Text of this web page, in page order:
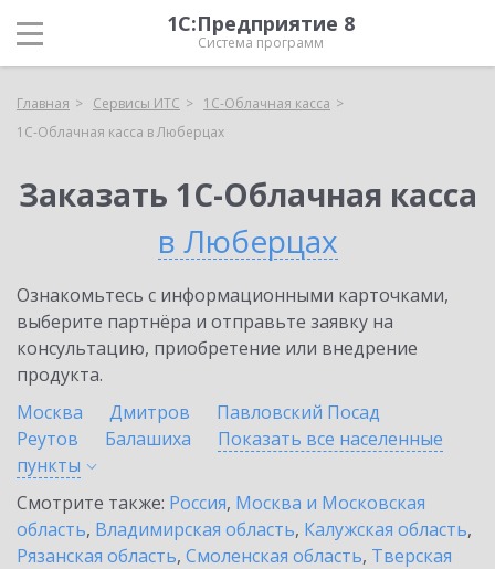
1С:Предприятие 8
Система программ
Главная Сервисы ИТС
1С-Облачная касса
1С-Облачная касса в Люберцах
Заказать 1С-Облачная касса
в Люберцах
Ознакомьтесь с информационными карточками,
выберите партнёра и отправьте заявку на
консультацию, приобретение или внедрение
продукта.
Москва
Дмитров
Павловский Посад
Реутов
Балашиха
Показать все населенные
пункты
Смотрите также: Россия, Москва и Московская
область, Владимирская область, Калужская область,
Рязанская область, Смоленская область, Тверская